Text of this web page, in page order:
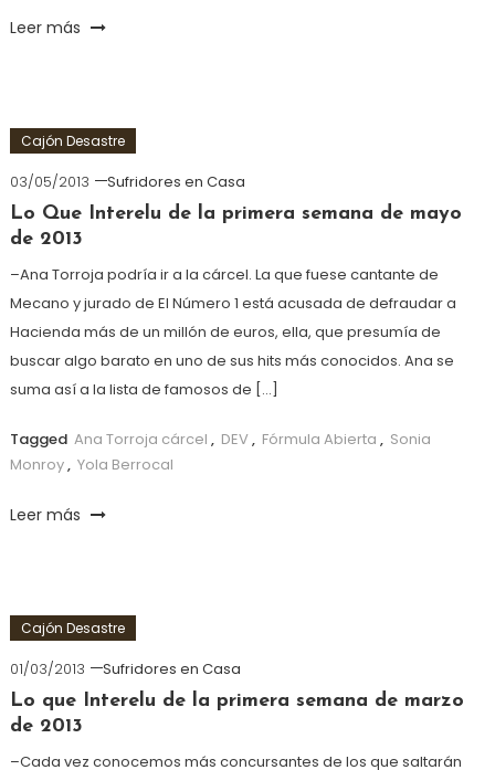
Leer más
Cajón Desastre
03/05/2013
Sufridores en Casa
Lo Que Interelu de la primera semana de mayo
de 2013
–Ana Torroja podría ir a la cárcel. La que fuese cantante de
Mecano y jurado de El Número 1 está acusada de defraudar a
Hacienda más de un millón de euros, ella, que presumía de
buscar algo barato en uno de sus hits más conocidos. Ana se
suma así a la lista de famosos de […]
Tagged Ana Torroja cárcel , DEV, Fórmula Abierta , Sonia
Monroy, Yola Berrocal
Leer más
Cajón Desastre
01/03/2013
Sufridores en Casa
Lo que Interelu de la primera semana de marzo
de 2013
–Cada vez conocemos más concursantes de los que saltarán